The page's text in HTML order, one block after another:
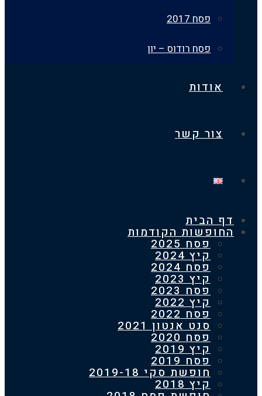
פסח רודוס – יון
אודות
צור קשר
הבית
הקודמות
פסח 2025
קיץ 2024
פסח 2024
קיץ 2023
פסח 2023
קיץ 2022
פסח 2022
סנט אנטון 2021
פסח 2020
קיץ 2019
פסח 2019
חופשת סקי 2019-18
קיץ 2018